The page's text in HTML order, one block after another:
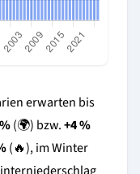
erwarten bis
(🌍) bzw.+4 %
(🔥), im Winter